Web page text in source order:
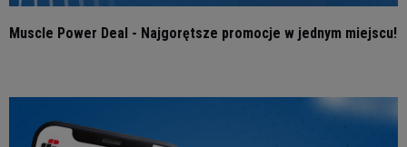
Muscle Power Deal - Najgorętsze promocje w jednym miejscu!